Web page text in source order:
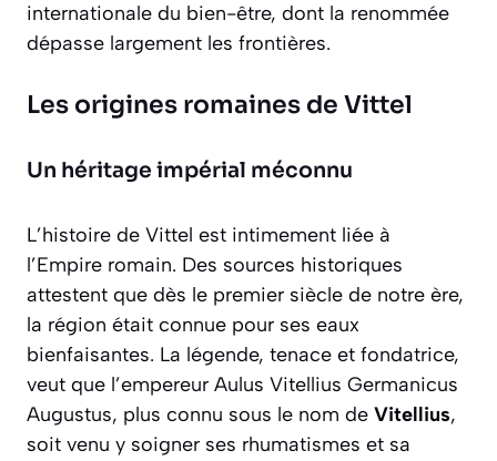
internationale du bien-être, dont la renommée
dépasse largement les frontières.
Les origines romaines de Vittel
Un héritage impérial méconnu
L’histoire de Vittel est intimement liée à
l’Empire romain. Des sources historiques
attestent que dès le premier siècle de notre ère,
la région était connue pour ses eaux
bienfaisantes. La légende, tenace et fondatrice,
veut que l’empereur Aulus Vitellius Germanicus
Augustus, plus connu sous le nom de Vitellius,
soit venu y soigner ses rhumatismes et sa